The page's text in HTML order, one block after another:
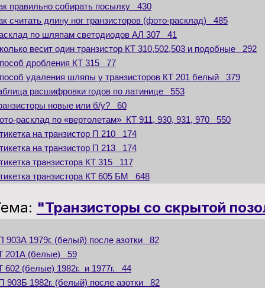
правильно собирать посылку 430
считать длину ног транзисторов (фото-расклад) 485
по шляпам светодиодов АЛ 307 41
весит один транзистор КТ 310,502,503 и подобные 292
дробления КТ 315 77
удаления шляпы у транзисторов КТ 201 белый 379
расшифровки годов по латинице 553
новые или б/у? 60
расклад по «вертолетам» КТ 911, 930, 931, 970 550
на транзистор П 210 174
на транзистор П 213 174
транзистора КТ 315 117
транзистора КТ 605 БМ 648
"Транзисторы со скрытой
903А 1979г. (белый) после азотки 82
201А (белые) 59
602 (белые) 1982г. и 1977г. 44
903Б 1982г. (белый) после азотки 82